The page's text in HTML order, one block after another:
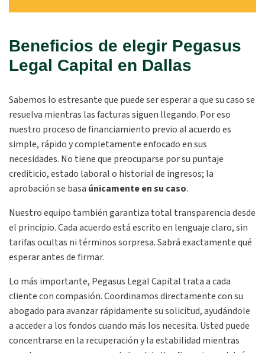
Beneficios de elegir Pegasus
Legal Capital en Dallas
Sabemos lo estresante que puede ser esperar a que su caso se
resuelva mientras las facturas siguen llegando. Por eso
nuestro proceso de financiamiento previo al acuerdo es
simple, rápido y completamente enfocado en sus
necesidades. No tiene que preocuparse por su puntaje
crediticio, estado laboral o historial de ingresos; la
aprobación se basa únicamente en su caso.
Nuestro equipo también garantiza total transparencia desde
el principio. Cada acuerdo está escrito en lenguaje claro, sin
tarifas ocultas ni términos sorpresa. Sabrá exactamente qué
esperar antes de firmar.
Lo más importante, Pegasus Legal Capital trata a cada
cliente con compasión. Coordinamos directamente con su
abogado para avanzar rápidamente su solicitud, ayudándole
a acceder a los fondos cuando más los necesita. Usted puede
concentrarse en la recuperación y la estabilidad mientras